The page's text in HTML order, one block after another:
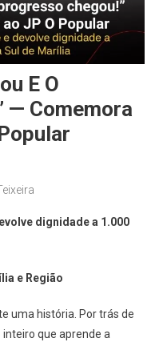
E O
— Comemora
dignidade a 1.000
e Região
uma história. Por trás de
que aprende a